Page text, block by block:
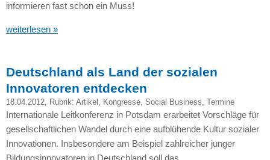
informieren fast schon ein Muss!
weiterlesen »
Deutschland als Land der sozialen
Innovatoren entdecken
18.04.2012, Rubrik: Artikel Kongresse, Social Business Termine
Internationale Leitkonferenz in Potsdam erarbeitet Vorschläge für
gesellschaftlichen Wandel durch eine aufblühende Kultur sozialer
Innovationen. Insbesondere am Beispiel zahlreicher junger
Bildungsinnovatoren in Deutschland soll das